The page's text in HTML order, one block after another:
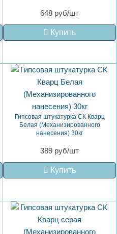
648 руб/шт
Купить
Гипсовая штукатурка СК Кварц
Белая (Механизированного
нанесения) 30кг
389 руб/шт
Купить